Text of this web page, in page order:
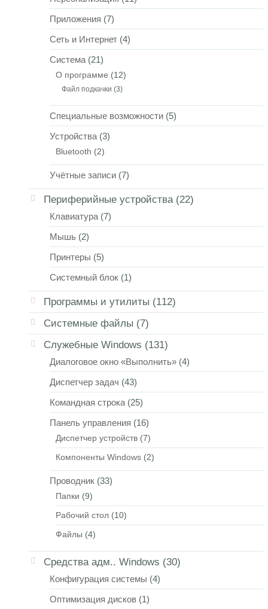
Приложения (7)
Сеть и Интернет (4)
Система (21)
О программе (12)
Файл подкачки (3)
Специальные возможности (5)
Устройства (3)
Bluetooth (2)
Учётные записи (7)
Периферийные устройства (22)
Клавиатура (7)
Мышь (2)
Принтеры (5)
Системный блок (1)
Программы и утилиты (112)
Системные файлы (7)
Служебные Windows (131)
Диалоговое окно «Выполнить» (4)
Диспетчер задач (43)
Командная строка (25)
Панель управления (16)
Диспетчер устройств (7)
Компоненты Windows (2)
Проводник (33)
Папки (9)
Рабочий стол (10)
Файлы (4)
Средства адм.. Windows (30)
Конфигурация системы (4)
Оптимизация дисков (1)